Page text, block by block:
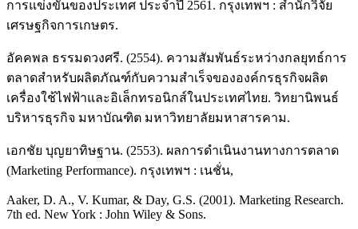
การแข่งขันของประเทศ ประจำปี 2561. กรุงเทพฯ : สำนักวิจัย
เศรษฐกิจการเกษตร.
อัคคพล ธรรมดวงศรี. (2554). ความสัมพันธ์ระหว่างกลยุทธ์การ
ตลาดสำหรับผลิตภัณฑ์กับความสำเร็จขององค์กรธุรกิจผลิต
เครื่องใช้ไฟฟ้าและอิเล็กทรอนิกส์ในประเทศไทย. วิทยานิพนธ์
บริหารธุรกิจ มหาบัณฑิต มหาวิทยาลัยมหาสารคาม.
เอกชัย บุญยาทิษฐาน. (2553). ผลการดำเนินงานทางการตลาด
(Marketing Performance). กรุงเทพฯ : เนชั่น,
Aaker, D. A., V. Kumar, & Day, G.S. (2001). Marketing Research.
7th ed. New York : John Wiley & Sons.